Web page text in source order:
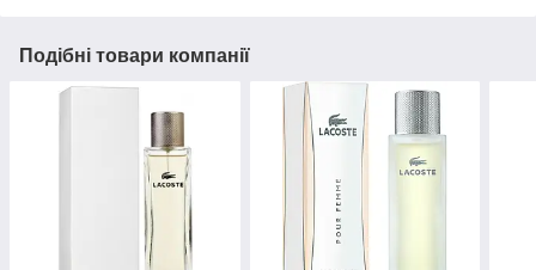
Подібні товари компанії